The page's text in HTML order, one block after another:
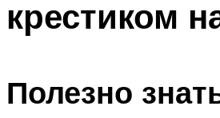
крестиком
Полезно